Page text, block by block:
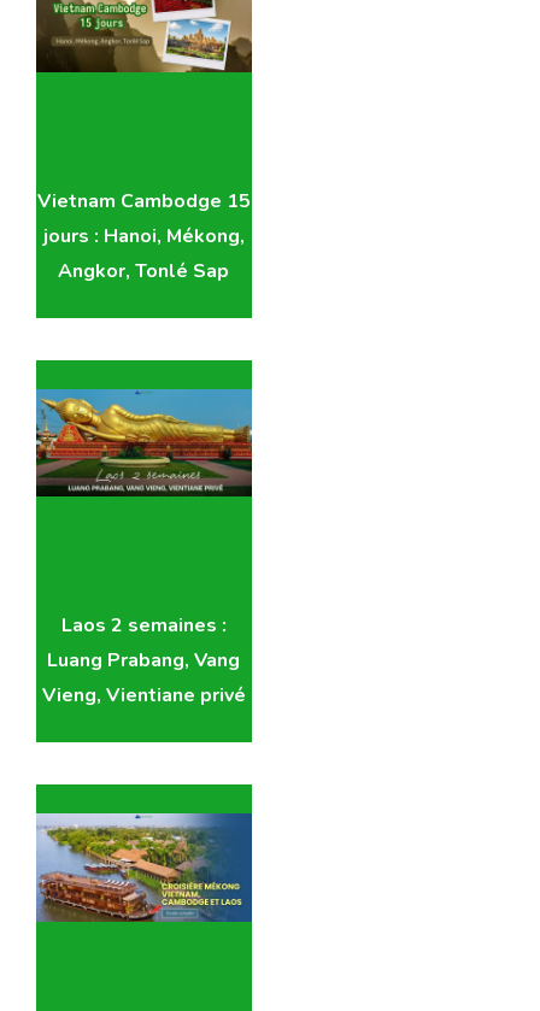
Vietnam Cambodge 15
jours : Hanoi, Mékong,
Angkor, Tonlé Sap
Laos 2 semaines :
Luang Prabang, Vang
Vieng, Vientiane privé